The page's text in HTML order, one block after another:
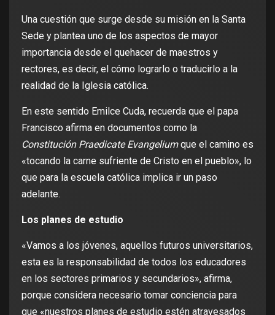
Una cuestión que surge desde su misión en la Santa
Sede y plantea uno de los aspectos de mayor
importancia desde el quehacer de maestros y
rectores, es decir, el cómo lograrlo o traducirlo a la
realidad de la Iglesia católica.
En este sentido Emilce Cuda, recuerda que el papa
Francisco afirma en documentos como la
Constitución Praedicate Evangeliumque el camino es
«tocando la carne sufriente de Cristo en el pueblo», lo
que para la escuela católica implica ir un paso
adelante.
Los planes de estudio
«Vamos a los jóvenes, aquellos futuros universitarios,
esta es la responsabilidad de todos los educadores
en los sectores primarios y secundarios», afirma,
porque considera necesario tomar conciencia para
que «nuestros planes de estudio estén atravesados